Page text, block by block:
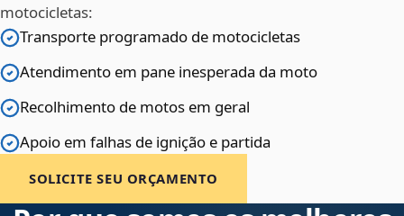
motocicletas:
Transporte programado de motocicletas
Atendimento em pane inesperada da moto
Recolhimento de motos em geral
Apoio em falhas de ignição e partida
SOLICITE SEU ORÇAMENTO